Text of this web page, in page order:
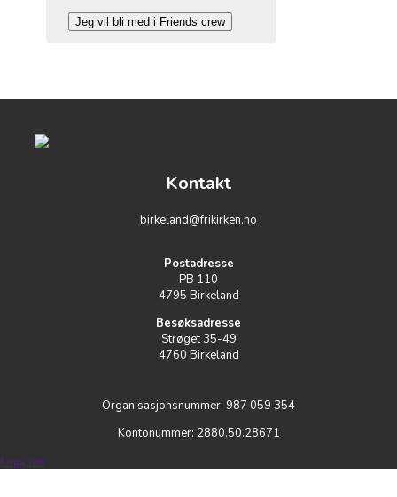
Kontakt
birkeland@frikirken.no
Postadresse
PB 110
4795 Birkeland
Besøksadresse
Strøget 35-49
4760 Birkeland
Organisasjonsnummer: 987 059 354
Kontonummer: 2880.50.28671
Logg inn